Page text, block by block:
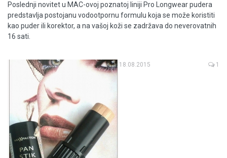
Poslednji novitet u MAC-ovoj poznatoj liniji Pro Longwear pudera
predstavlja postojanu vodootpornu formulu koja se može koristiti
kao puder ili korektor, a na vašoj koži se zadržava do neverovatnih
16 sati.
18.08.2015 1